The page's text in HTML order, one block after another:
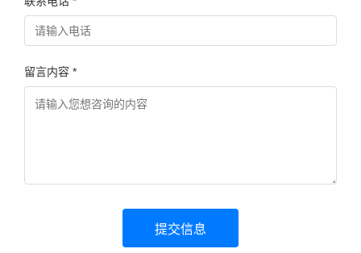
留言内容 *
提交信息